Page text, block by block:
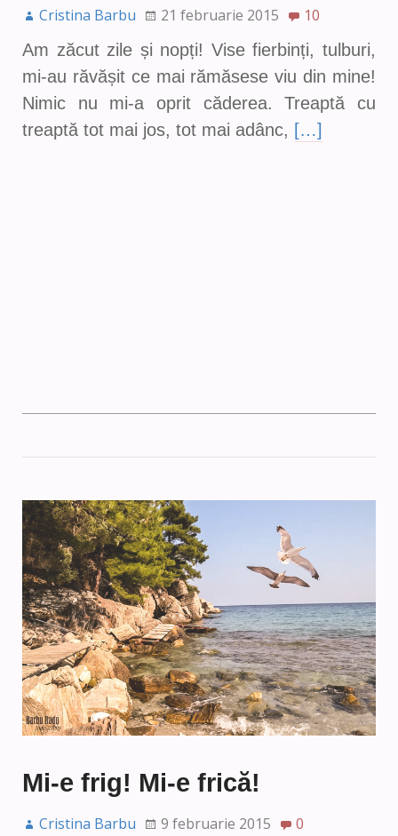
Cristina Barbu 21 februarie 2015
10
Am zăcut zile și nopți! Vise fierbinți, tulburi,
mi-au răvășit ce mai rămăsese viu din mine!
Nimic nu mi-a oprit căderea. Treaptă cu
treaptă tot mai jos, tot mai adânc, […]
Mi-e frig! Mi-e frică!
Cristina Barbu 9 februarie 2015 0